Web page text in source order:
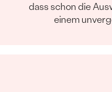
dass schon die
einem